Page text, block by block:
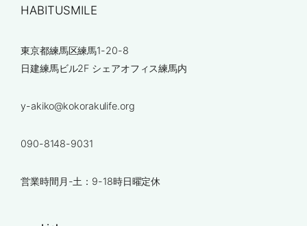
HABITUSMILE
東京都練馬区練馬1-20-8
日建練馬ビル2F シェアオフィス練馬内
y-akiko@kokorakulife.org
090-8148-9031
営業時間月-土：9-18時日曜定休